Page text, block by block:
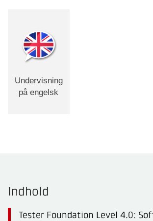
Undervisning
på engelsk
Indhold
Tester Foundation Level 4.0: